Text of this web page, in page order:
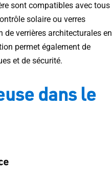
sont compatibles avec tous
solaire ou verres
verrières architecturales en
permet également de
et de sécurité.
dans le